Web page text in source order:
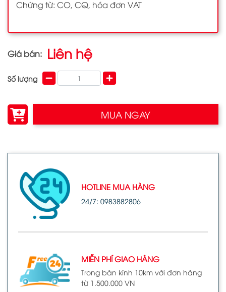
Chứng từ: CO, CQ, hóa đơn VAT
Giá bán: Liên hệ
Số lượng
MUA NGAY
HOTLINE MUA HÀNG
24/7: 0983882806
MIỄN PHÍ GIAO HÀNG
Trong bán kính 10km với đơn hàng
từ 1.500.000 VN